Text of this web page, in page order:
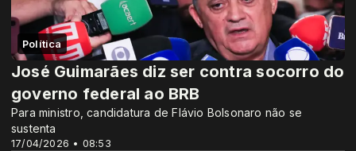
Política
17/04/2026 • 08:53
José Guimarães diz ser contra socorro do
governo federal ao BRB
Para ministro, candidatura de Flávio Bolsonaro não se
sustenta